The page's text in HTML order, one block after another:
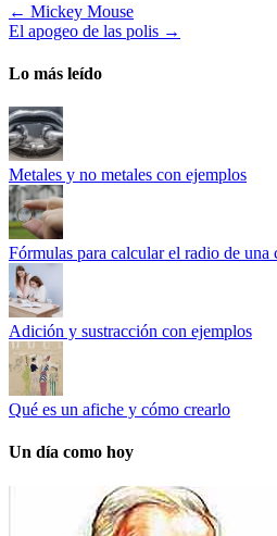
← Mickey Mouse
El apogeo de las polis →
Lo más leído
Metales y no metales con ejemplos
Fórmulas para calcular el radio de una
Adición y sustracción con ejemplos
Qué es un afiche y cómo crearlo
Un día como hoy